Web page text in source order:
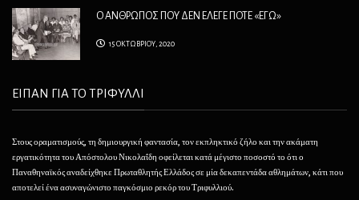
Ο ΑΝΘΡΩΠΟΣ ΠΟΥ ΔΕΝ ΕΛΕΓΕ ΠΟΤΕ «ΕΓΩ»
15 ΟΚΤΩΒΡΙΟΥ, 2020
ΕΙΠΑΝ ΓΙΑ ΤΟ ΤΡΙΦΥΛΛΙ
Στους οραματισμούς, τη δημιουργική φαντασία, τον εκπληκτικό ζήλο και την ακάματη
εργατικότητα του Απόστολου Νικολαΐδη οφείλεται κατά μέγιστο ποσοστό το ότι ο
Παναθηναϊκός αναδείχθηκε Πρωταθλητής Ελλάδος σε μία δεκαπεντάδα αθλημάτων, κάτι που
αποτελεί ένα ασυναγώνιστο παγκόσμιο ρεκόρ του Τριφυλλιού.